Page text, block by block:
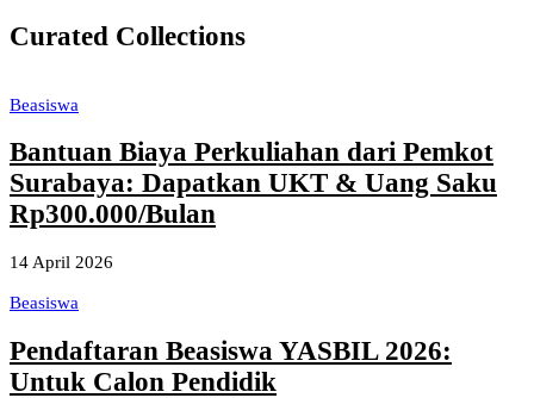
Curated Collections
Beasiswa
Bantuan Biaya Perkuliahan dari Pemkot
Surabaya: Dapatkan UKT & Uang Saku
Rp300.000/Bulan
14 April 2026
Beasiswa
Pendaftaran Beasiswa YASBIL 2026:
Untuk Calon Pendidik